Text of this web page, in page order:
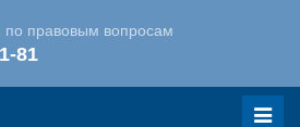
Меню